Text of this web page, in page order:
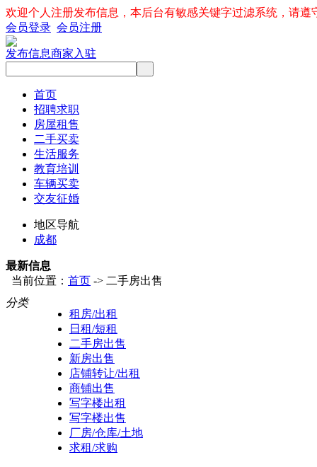
欢迎个人注册发布信息，本后台有敏感关键字过滤系统，请遵
会员登录 会员注册
发布信息商家入驻
首页
招聘求职
房屋租售
二手买卖
生活服务
教育培训
车辆买卖
交友征婚
地区导航
成都
最新信息
当前位置： 首页 -> 二手房出售
分类
租房/出租
日租/短租
二手房出售
新房出售
店铺转让/出租
商铺出售
写字楼出租
写字楼出售
厂房/仓库/土地
求租/求购